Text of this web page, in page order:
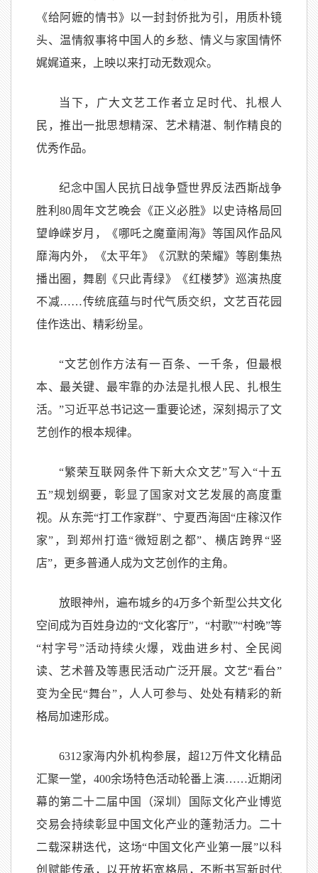
《给阿嬷的情书》以一封封侨批为引，用质朴镜
头、温情叙事将中国人的乡愁、情义与家国情怀
娓娓道来，上映以来打动无数观众。
当下，广大文艺工作者立足时代、扎根人
民，推出一批思想精深、艺术精湛、制作精良的
优秀作品。
纪念中国人民抗日战争暨世界反法西斯战争
胜利80周年文艺晚会《正义必胜》以史诗格局回
望峥嵘岁月，《哪吒之魔童闹海》等国风作品风
靡海内外，《太平年》《沉默的荣耀》等剧集热
播出圈，舞剧《只此青绿》《红楼梦》巡演热度
不减……传统底蕴与时代气质交织，文艺百花园
佳作迭出、精彩纷呈。
“文艺创作方法有一百条、一千条，但最根
本、最关键、最牢靠的办法是扎根人民、扎根生
活。”习近平总书记这一重要论述，深刻揭示了文
艺创作的根本规律。
“繁荣互联网条件下新大众文艺”写入“十五
五”规划纲要，彰显了国家对文艺发展的高度重
视。从东莞“打工作家群”、宁夏西海固“庄稼汉作
家”，到郑州打造“微短剧之都”、横店跨界“竖
店”，更多普通人成为文艺创作的主角。
放眼神州，遍布城乡的4万多个新型公共文化
空间成为百姓身边的“文化客厅”，“村歌”“村晚”等
“村字号”活动持续火爆，戏曲进乡村、全民阅
读、艺术普及等惠民活动广泛开展。文艺“看台”
变为全民“舞台”，人人可参与、处处有精彩的新
格局加速形成。
6312家海内外机构参展，超12万件文化精品
汇聚一堂，400余场特色活动轮番上演……近期闭
幕的第二十二届中国（深圳）国际文化产业博览
交易会持续彰显中国文化产业的蓬勃活力。二十
二载深耕迭代，这场“中国文化产业第一展”以科
创赋能传承，以开放拓宽格局，不断书写新时代